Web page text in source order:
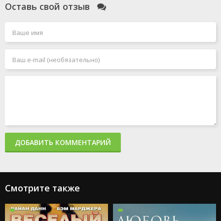
Оставь свой отзыв
ДОБАВИТЬ КОММЕНТАРИЙ
Смотрите также